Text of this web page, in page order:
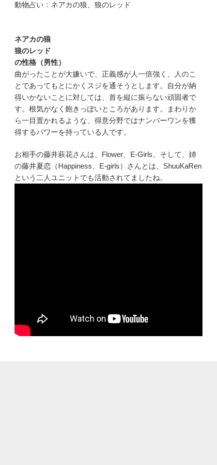
動物占い：ネアカの狼、狼のレッド
ネアカの狼
狼のレッド
の性格（男性）
曲がったことが大嫌いで、正義感が人一倍強く、人のこ
とであってもとにかくスジを通そうとします。自分が納
得いかないことに対しては、首を縦に振らない頑固者で
す。根気がなく飽きっぽいところがあります。まわりか
ら一目置かれるような、得意分野ではナンバーワンを獲
得するパワーを持っている人です。
お相手の藤井萩花さんは、Flower、E-Girls、そして、姉
の藤井夏恋（Happiness、E-girls）さんとは、ShuuKaRen
という二人ユニットでも活動されてましたね。